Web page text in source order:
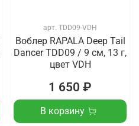
арт. TDD09-VDH
Воблер RAPALA Deep Tail
Dancer TDD09 / 9 см, 13 г,
цвет VDH
1 650 ₽
В корзину